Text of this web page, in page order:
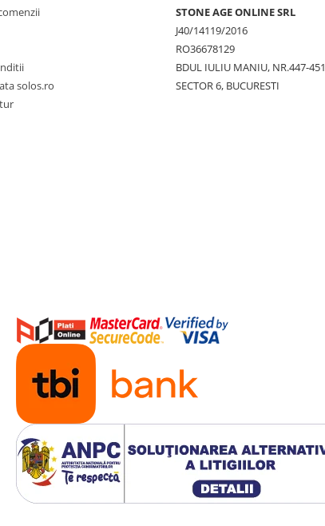
solos.ro
STONE AGE ONLINE SRL
J40/14119/2016
RO36678129
BDUL IULIU MANIU, NR.447-451
SECTOR 6, BUCURESTI